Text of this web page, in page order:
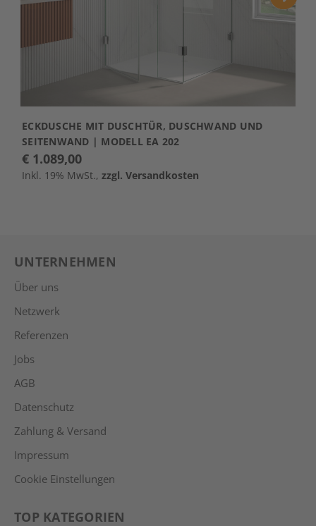
ECKDUSCHE MIT DUSCHTÜR, DUSCHWAND UND
SEITENWAND | MODELL EA 202
€ 1.089,00
Inkl. 19% MwSt., zzgl. Versandkosten
UNTERNEHMEN
Über uns
Netzwerk
Referenzen
Jobs
AGB
Datenschutz
Zahlung & Versand
Impressum
Cookie Einstellungen
TOP KATEGORIEN